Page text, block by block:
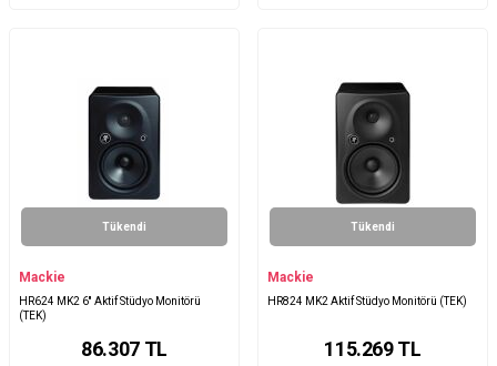
Tükendi
Mackie
HR624 MK2 6'' Aktif Stüdyo Monitörü
(TEK)
86.307TL
Tükendi
Mackie
HR824 MK2 Aktif Stüdyo Monitörü (TEK)
115.269TL